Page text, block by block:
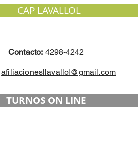
CAP LAVALLOL
Contacto: 4298-4242
afiliacionesllavallol@gmail.com
TURNOS ON LINE